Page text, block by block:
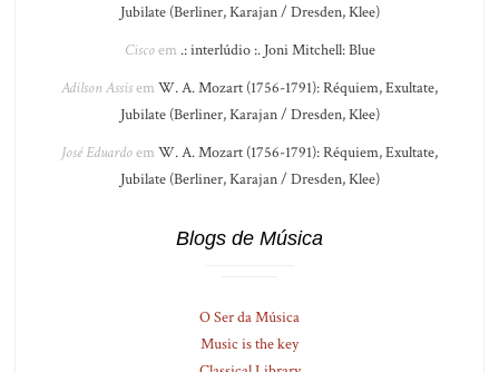
Jubilate (Berliner, Karajan / Dresden, Klee)
Ciscoem .: interlúdio :. Joni Mitchell: Blue
Adilson Assisem W. A. Mozart (1756-1791): Réquiem, Exultate,
Jubilate (Berliner, Karajan / Dresden, Klee)
José Eduardoem W. A. Mozart (1756-1791): Réquiem, Exultate,
Jubilate (Berliner, Karajan / Dresden, Klee)
Blogs de Música
O Ser da Música
Music is the key